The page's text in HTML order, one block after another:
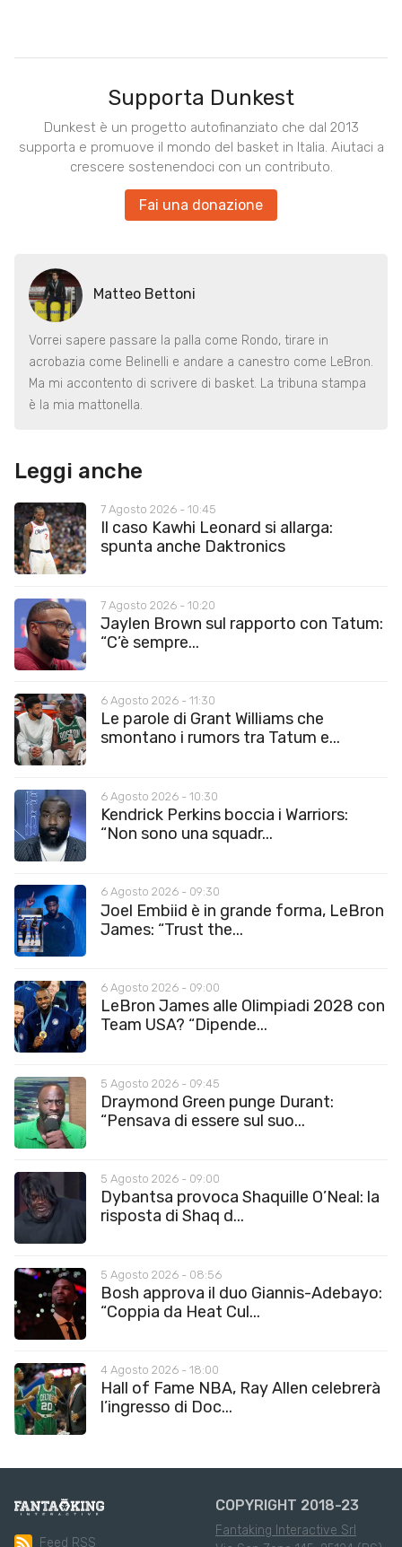
Supporta Dunkest
Dunkest è un progetto autofinanziato che dal 2013
supporta e promuove il mondo del basket in Italia. Aiutaci a
crescere sostenendoci con un contributo.
Fai una donazione
Matteo Bettoni
Vorrei sapere passare la palla come Rondo, tirare in
acrobazia come Belinelli e andare a canestro come LeBron.
Ma mi accontento di scrivere di basket. La tribuna stampa
è la mia mattonella.
Leggi anche
7 Agosto 2026 - 10:45
Il caso Kawhi Leonard si allarga:
spunta anche Daktronics
7 Agosto 2026 - 10:20
Jaylen Brown sul rapporto con Tatum:
“C’è sempre...
6 Agosto 2026 - 11:30
Le parole di Grant Williams che
smontano i rumors tra Tatum e...
6 Agosto 2026 - 10:30
Kendrick Perkins boccia i Warriors:
“Non sono una squadr...
6 Agosto 2026 - 09:30
Joel Embiid è in grande forma, LeBron
James: “Trust the...
6 Agosto 2026 - 09:00
LeBron James alle Olimpiadi 2028 con
Team USA? “Dipende...
5 Agosto 2026 - 09:45
Draymond Green punge Durant:
“Pensava di essere sul suo...
5 Agosto 2026 - 09:00
Dybantsa provoca Shaquille O’Neal: la
risposta di Shaq d...
5 Agosto 2026 - 08:56
Bosh approva il duo Giannis-Adebayo:
“Coppia da Heat Cul...
4 Agosto 2026 - 18:00
Hall of Fame NBA, Ray Allen celebrerà
l’ingresso di Doc...
Feed RSS
COPYRIGHT 2018-23
Fantaking Interactive Srl